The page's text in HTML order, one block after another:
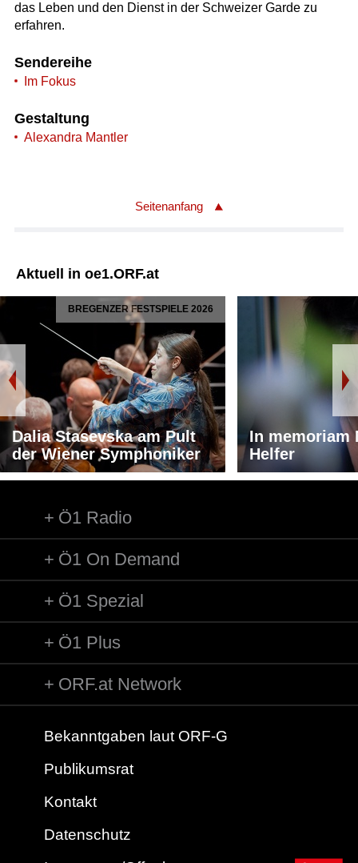
das Leben und den Dienst in der Schweizer Garde zu
erfahren.
Sendereihe
Im Fokus
Gestaltung
Alexandra Mantler
Seitenanfang
Aktuell in oe1.ORF.at
BREGENZER FESTSPIELE 2026
Dalia Stasevska am Pult
der Wiener Symphoniker
In memoriam
Helfer
Ö1 Radio
Ö1 On Demand
Ö1 Spezial
Ö1 Plus
ORF.at Network
Bekanntgaben laut ORF-G
Publikumsrat
Kontakt
Datenschutz